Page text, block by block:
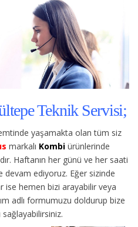
Teknik Servisi;
yaşamakta olan tüm siz
markalı Kombi ürünlerinde
Haftanın her günü ve her saati
devam ediyoruz. Eğer sizinde
ise hemen bizi arayabilir veya
adlı formumuzu doldurup bize